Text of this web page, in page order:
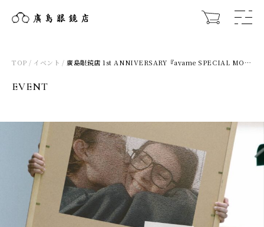
TOP イベント 廣島眼鏡店 1st ANNIVERSARY『ayame SPECIAL MONTHLY』
EVENT